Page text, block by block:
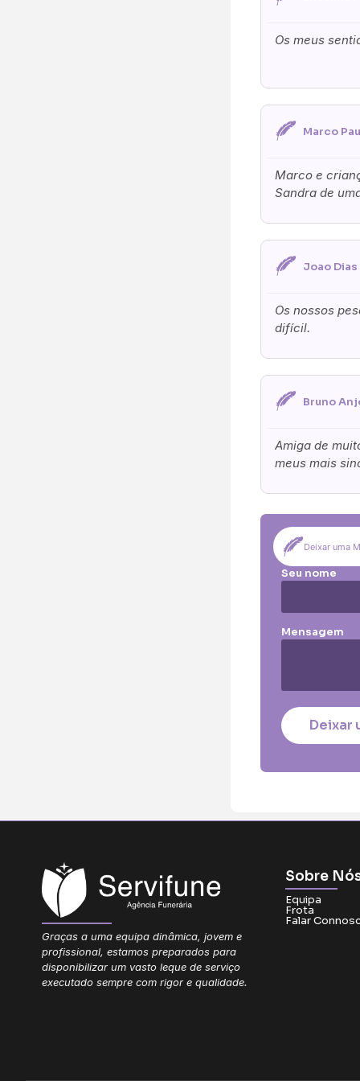
Os meus
Marco
Marco e
Sandra de
Joao Dias
Os nossos
difícil.
Bruno
Amiga de
meus mais
Deixar uma
Seu nome
Mensagem
Deixar
Graças a uma equipa dinâmica, jovem e
profissional, estamos preparados para
disponibilizar um vasto leque de serviço
executado sempre com rigor e qualidade.
Sobre
Equipa
Frota
Falar
Contacto
O seu email
Mensagem a
Total:
0.00€